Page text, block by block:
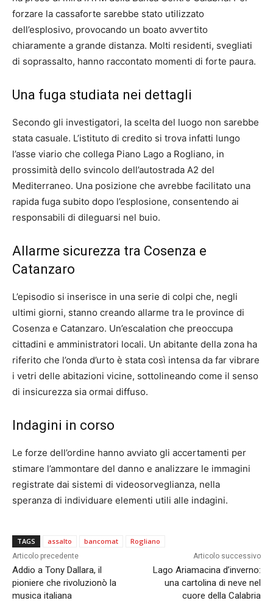
forzare la cassaforte sarebbe stato utilizzato
dell’esplosivo, provocando un boato avvertito
chiaramente a grande distanza. Molti residenti, svegliati
di soprassalto, hanno raccontato momenti di forte paura.
Una fuga studiata nei dettagli
Secondo gli investigatori, la scelta del luogo non sarebbe
stata casuale. L’istituto di credito si trova infatti lungo
l’asse viario che collega Piano Lago a Rogliano, in
prossimità dello svincolo dell’autostrada A2 del
Mediterraneo. Una posizione che avrebbe facilitato una
rapida fuga subito dopo l’esplosione, consentendo ai
responsabili di dileguarsi nel buio.
Allarme sicurezza tra Cosenza e
Catanzaro
L’episodio si inserisce in una serie di colpi che, negli
ultimi giorni, stanno creando allarme tra le province di
Cosenza e Catanzaro. Un’escalation che preoccupa
cittadini e amministratori locali. Un abitante della zona ha
riferito che l’onda d’urto è stata così intensa da far vibrare
i vetri delle abitazioni vicine, sottolineando come il senso
di insicurezza sia ormai diffuso.
Indagini in corso
Le forze dell’ordine hanno avviato gli accertamenti per
stimare l’ammontare del danno e analizzare le immagini
registrate dai sistemi di videosorveglianza, nella
speranza di individuare elementi utili alle indagini.
TAGS assalto bancomat Rogliano
Articolo precedente
Addio a Tony Dallara, il
pioniere che rivoluzionò la
musica italiana
Articolo successivo
Lago Ariamacina d’inverno:
una cartolina di neve nel
cuore della Calabria